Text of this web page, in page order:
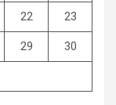
22 23
29 30